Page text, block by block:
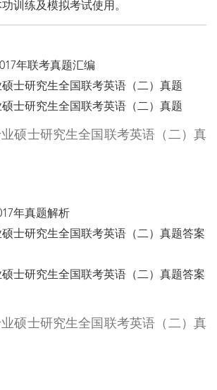
训练及模拟考试使用。
年联考真题汇编
士研究生全国联考英语（二）真题
士研究生全国联考英语（二）真题
硕士研究生全国联考英语（二）真
年真题解析
士研究生全国联考英语（二）真题答案
士研究生全国联考英语（二）真题答案
硕士研究生全国联考英语（二）真